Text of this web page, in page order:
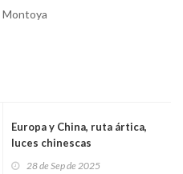
Montoya
Europa y China, ruta ártica,
luces chinescas
28 de Sep de 2025